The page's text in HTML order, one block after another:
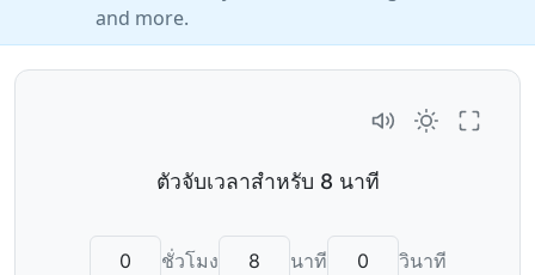
and more.
ชั่วโมง นาที วินาที